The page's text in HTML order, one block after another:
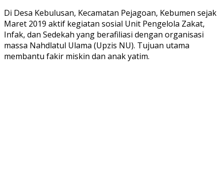
Di Desa Kebulusan, Kecamatan Pejagoan, Kebumen sejak
Maret 2019 aktif kegiatan sosial Unit Pengelola Zakat,
Infak, dan Sedekah yang berafiliasi dengan organisasi
massa Nahdlatul Ulama (Upzis NU). Tujuan utama
membantu fakir miskin dan anak yatim.